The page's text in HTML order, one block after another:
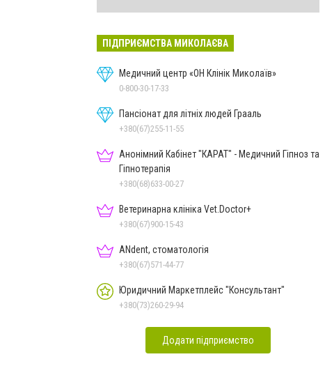
ПІДПРИЄМСТВА МИКОЛАЄВА
Медичний центр «ОН Клінік Миколаїв»
0-800-30-17-33
Пансіонат для літніх людей Грааль
+380(67)255-11-55
Анонімний Кабінет "КАРАТ" - Медичний Гіпноз та
Гіпнотерапія
+380(68)633-00-27
Ветеринарна клініка Vet.Doctor+
+380(67)900-15-43
ANdent, стоматологія
+380(67)571-44-77
Юридичний Маркетплейс "Консультант"
+380(73)260-29-94
Додати підприємство